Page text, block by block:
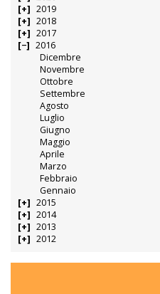
2019
2018
2017
2016
Dicembre
Novembre
Ottobre
Settembre
Agosto
Luglio
Giugno
Maggio
Aprile
Marzo
Febbraio
Gennaio
2015
2014
2013
2012